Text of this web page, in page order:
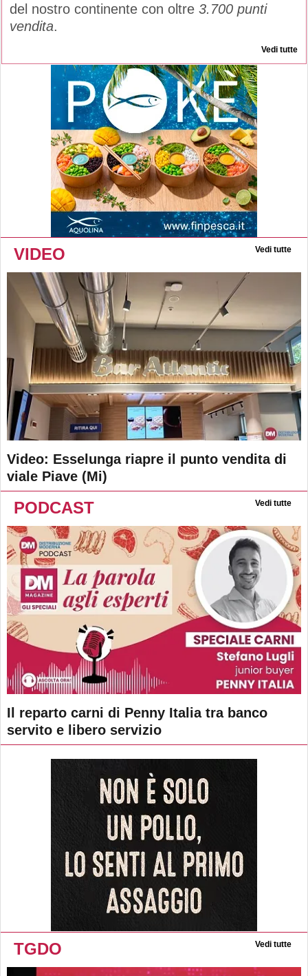
del nostro continente con oltre 3.700 punti
vendita.
Vedi tutte
VIDEO Vedi tutte
Video: Esselunga riapre il punto vendita di
viale Piave (Mi)
PODCAST Vedi tutte
Il reparto carni di Penny Italia tra banco
servito e libero servizio
TGDO Vedi tutte